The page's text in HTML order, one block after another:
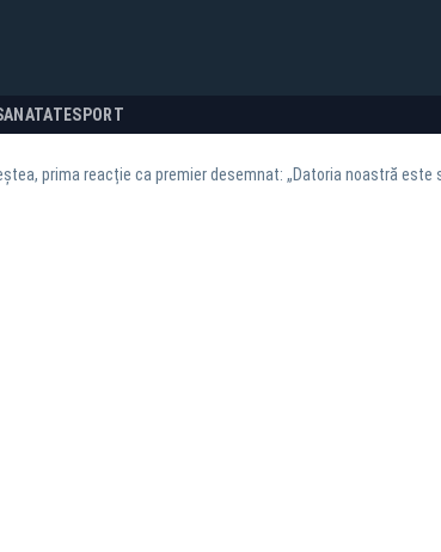
SPORT
prima reacție ca premier desemnat: „Datoria noastră este